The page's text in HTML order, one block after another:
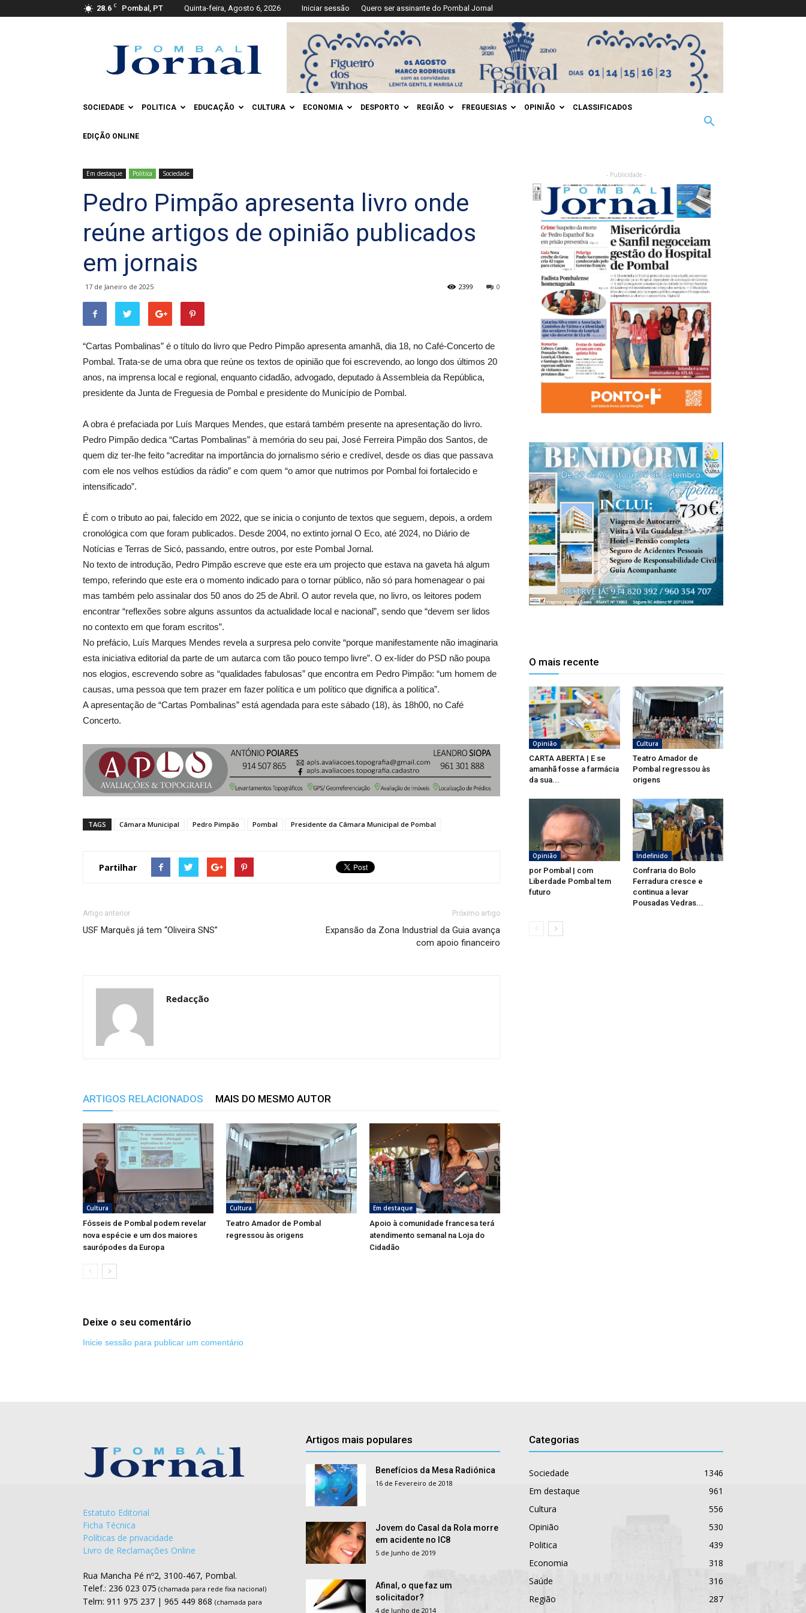
28.6 C Pombal, PT Quinta-feira, Agosto 6, 2026 Iniciar sessão Quero ser assinante do Pombal Jornal
Jornal
SOCIEDADE POLITICA EDUCAÇÃO CULTURA ECONOMIA DESPORTO REGIÃO FREGUESIAS OPINIÃO CLASSIFICADOS
EDIÇÃO ONLINE
Em destaque Politica Sociedade
Pedro Pimpão apresenta livro onde
reúne artigos de opinião publicados
em jornais
17 de Janeiro de 2025 0
2399
“Cartas Pombalinas” é o título do livro que Pedro Pimpão apresenta amanhã, dia 18, no Café-Concerto de
Pombal. Trata-se de uma obra que reúne os textos de opinião que foi escrevendo, ao longo dos últimos 20
anos, na imprensa local e regional, enquanto cidadão, advogado, deputado à Assembleia da República,
presidente da Junta de Freguesia de Pombal e presidente do Município de Pombal.
A obra é prefaciada por Luís Marques Mendes, que estará também presente na apresentação do livro.
Pedro Pimpão dedica “Cartas Pombalinas” à memória do seu pai, José Ferreira Pimpão dos Santos, de
quem diz ter-lhe feito “acreditar na importância do jornalismo sério e credível, desde os dias que passava
com ele nos velhos estúdios da rádio” e com quem “o amor que nutrimos por Pombal foi fortalecido e
intensificado”.
É com o tributo ao pai, falecido em 2022, que se inicia o conjunto de textos que seguem, depois, a ordem
cronológica com que foram publicados. Desde 2004, no extinto jornal O Eco, até 2024, no Diário de
Notícias e Terras de Sicó, passando, entre outros, por este Pombal Jornal.
No texto de introdução, Pedro Pimpão escreve que este era um projecto que estava na gaveta há algum
tempo, referindo que este era o momento indicado para o tornar público, não só para homenagear o pai
mas também pelo assinalar dos 50 anos do 25 de Abril. O autor revela que, no livro, os leitores podem
encontrar “reflexões sobre alguns assuntos da actualidade local e nacional”, sendo que “devem ser lidos
no contexto em que foram escritos”.
No prefácio, Luís Marques Mendes revela a surpresa pelo convite “porque manifestamente não imaginaria
esta iniciativa editorial da parte de um autarca com tão pouco tempo livre”. O ex-líder do PSD não poupa
nos elogios, escrevendo sobre as “qualidades fabulosas” que encontra em Pedro Pimpão: “um homem de
causas, uma pessoa que tem prazer em fazer política e um político que dignifica a política”.
A apresentação de “Cartas Pombalinas” está agendada para este sábado (18), às 18h00, no Café
Concerto.
TAGS Câmara Municipal Pedro Pimpão Pombal Presidente da Câmara Municipal de Pombal
Partilhar
Artigo anterior
USF Marquês já tem “Oliveira SNS”
Próximo artigo
Expansão da Zona Industrial da Guia avança
com apoio financeiro
Redacção
ARTIGOS RELACIONADOS MAIS DO MESMO AUTOR
Cultura
Fósseis de Pombal podem revelar
nova espécie e um dos maiores
saurópodes da Europa
Cultura
Teatro Amador de Pombal
regressou às origens
Em destaque
Apoio à comunidade francesa terá
atendimento semanal na Loja do
Cidadão
Deixe o seu comentário
Inicie sessão para publicar um comentário
- Publicidade -
O mais recente
Opinião
CARTA ABERTA | E se
amanhã fosse a farmácia
da sua...
Cultura
Teatro Amador de
Pombal regressou às
origens
Opinião
por Pombal | com
Liberdade Pombal tem
futuro
Indefinido
Confraria do Bolo
Ferradura cresce e
continua a levar
Pousadas Vedras...
Estatuto Editorial
Ficha Técnica
Políticas de privacidade
Livro de Reclamações Online
Rua Mancha Pé nº2, 3100-467, Pombal.
Telef.: 236 023 075 (chamada para rede fixa nacional)
Telm: 911 975 237 | 965 449 868 (chamada para
Artigos mais populares
Benefícios da Mesa Radiónica
16 de Fevereiro de 2018
Jovem do Casal da Rola morre
em acidente no IC8
5 de Junho de 2019
Afinal, o que faz um
solicitador?
4 de Junho de 2014
Categorias
Sociedade
1346
Em destaque
961
Cultura
556
Opinião
530
Politica
439
Economia
318
Saúde
316
Região
287